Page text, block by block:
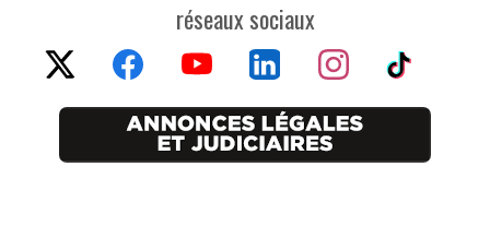
réseaux sociaux